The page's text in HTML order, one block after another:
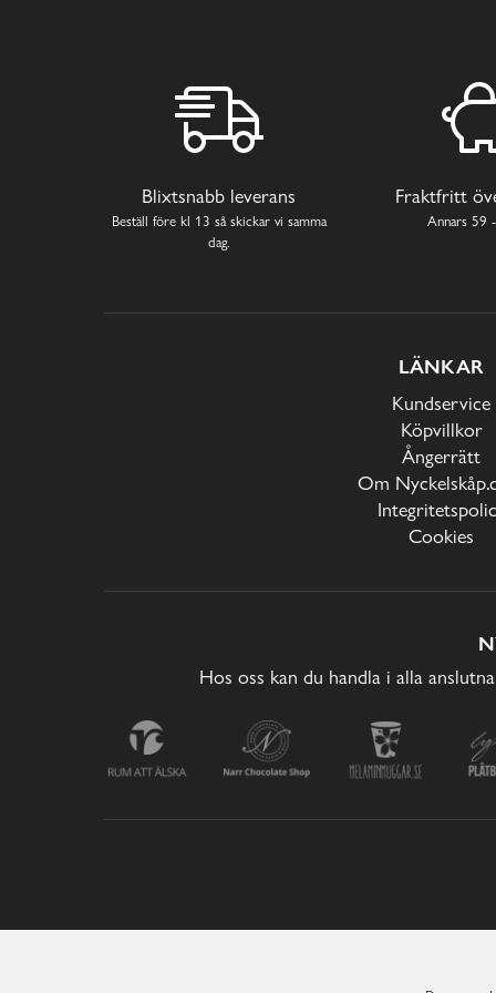
Blixtsnabb leverans
Beställ före kl 13 så skickar vi samma
dag.
Fraktfritt
Annars 59
LÄNKAR
Kundservice
Köpvillkor
Ångerrätt
Om
Cookies
Hos oss kan du handla i alla